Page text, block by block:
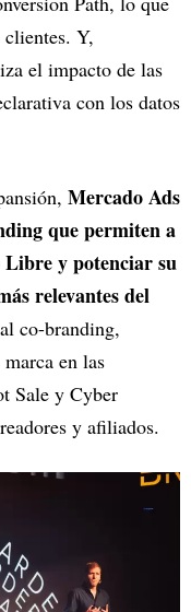
Y,
el impacto de las
con los datos
Mercado Ads
que permiten a
Libre y potenciar su
relevantes del
co-branding,
en las
Sale y Cyber
y afiliados.